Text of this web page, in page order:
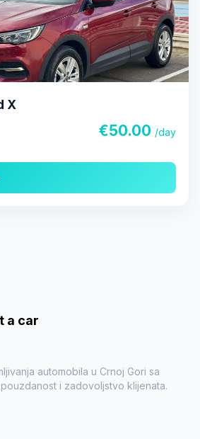
X
€50.00 /day
a car
automobila u Crnoj Gori sa
i zadovoljstvo klijenata.